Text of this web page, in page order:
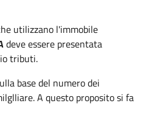
utilizzano l'immobile
deve essere presentata
tributi.
base del numero dei
A questo proposito si fa